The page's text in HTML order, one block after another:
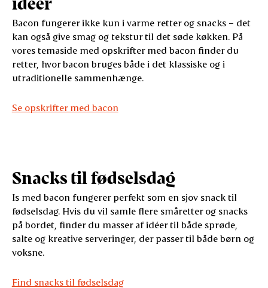
Bacon fungerer ikke kun i varme retter og snacks – det
kan også give smag og tekstur til det søde køkken. På
vores temaside med opskrifter med bacon finder du
retter, hvor bacon bruges både i det klassiske og i
utraditionelle sammenhænge.
Se opskrifter med bacon
Snacks til fødselsdag
Is med bacon fungerer perfekt som en sjov snack til
fødselsdag. Hvis du vil samle flere småretter og snacks
på bordet, finder du masser af idéer til både sprøde,
salte og kreative serveringer, der passer til både børn og
voksne.
Find snacks til fødselsdag